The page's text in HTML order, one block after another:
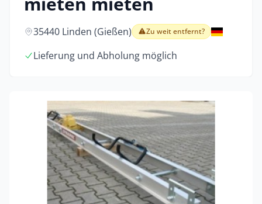
35440 Linden (Gießen) Zu weit entfernt?
Lieferung und Abholung möglich